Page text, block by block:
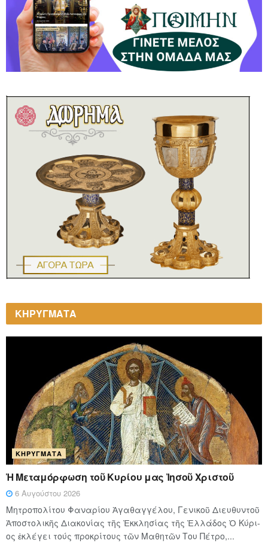
ΚΗΡΥΓΜΑΤΑ
ΚΗΡΎΓΜΑΤΑ
Ἡ Μεταμόρφωση τοῦ Κυρίου μας Ἰησοῦ Χριστοῦ
6 Αυγούστου 2026
Μητροπολίτου Φαναρίου Ἀγαθαγγέλου, Γενικοῦ Διευθυντοῦ
Ἀποστολικῆς Διακονίας τῆς Ἐκκλησίας τῆς Ἑλλάδος Ὁ Κύ­ρι­
ος ἐκλέγει τούς προ­κρί­τους τῶν Μα­θη­τῶν Του Πέ­τρο,...